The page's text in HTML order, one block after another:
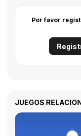
Por favor
JUEGOS